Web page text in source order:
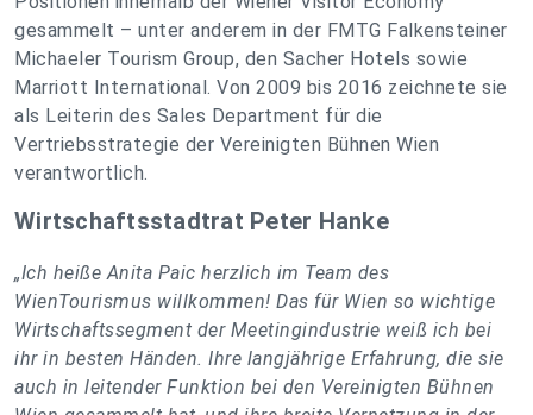
gesammelt – unter anderem in der FMTG Falkensteiner
Michaeler Tourism Group, den Sacher Hotels sowie
Marriott International. Von 2009 bis 2016 zeichnete sie
als Leiterin des Sales Department für die
Vertriebsstrategie der Vereinigten Bühnen Wien
verantwortlich.
Wirtschaftsstadtrat Peter Hanke
„Ich heiße Anita Paic herzlich im Team des
WienTourismus willkommen! Das für Wien so wichtige
Wirtschaftssegment der Meetingindustrie weiß ich bei
ihr in besten Händen. Ihre langjährige Erfahrung, die sie
auch in leitender Funktion bei den Vereinigten Bühnen